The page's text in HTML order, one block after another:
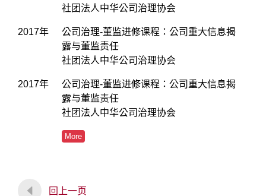
社团法人中华公司治理协会
2017年
公司治理-董监进修课程：公司重大信息揭
露与董监责任
社团法人中华公司治理协会
2017年
公司治理-董监进修课程：公司重大信息揭
露与董监责任
社团法人中华公司治理协会
More
回上一页